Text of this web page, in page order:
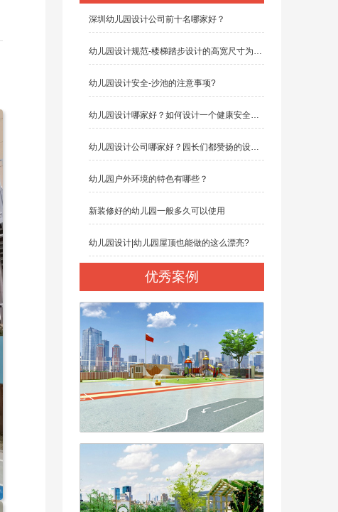
深圳幼儿园设计公司前十名哪家好？
幼儿园设计规范-楼梯踏步设计的高宽尺寸为多少？
幼儿园设计安全-沙池的注意事项?
幼儿园设计哪家好？如何设计一个健康安全的幼儿园
幼儿园设计公司哪家好？园长们都赞扬的设计公司有哪些？
幼儿园户外环境的特色有哪些？
新装修好的幼儿园一般多久可以使用
幼儿园设计|幼儿园屋顶也能做的这么漂亮?
优秀案例